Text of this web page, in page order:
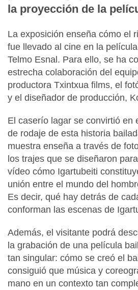
la proyección de la
La exposición enseña cómo el
fue llevado al cine en la
Telmo Esnal. Para ello, se ha
estrecha colaboración del
productora Txintxua films, el
y el diseñador de producción,
El caserío lagar se convirtió en
de rodaje de esta historia
muestra enseña a través de
los trajes que se diseñaron
vídeo cómo Igartubeiti
unión entre el mundo del
Es decir, qué hay detrás de
conforman las escenas de
Además, el visitante podrá
la grabación de una película
tan singular: cómo se creó el
consiguió que música y
mano en un contexto tan